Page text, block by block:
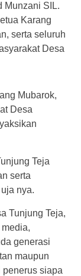
Munzani SIL.
Karang
serta seluruh
Desa
Mubarok,
Desa
Teja
serta
nya.
Tunjung Teja,
generasi
maupun
penerus siapa